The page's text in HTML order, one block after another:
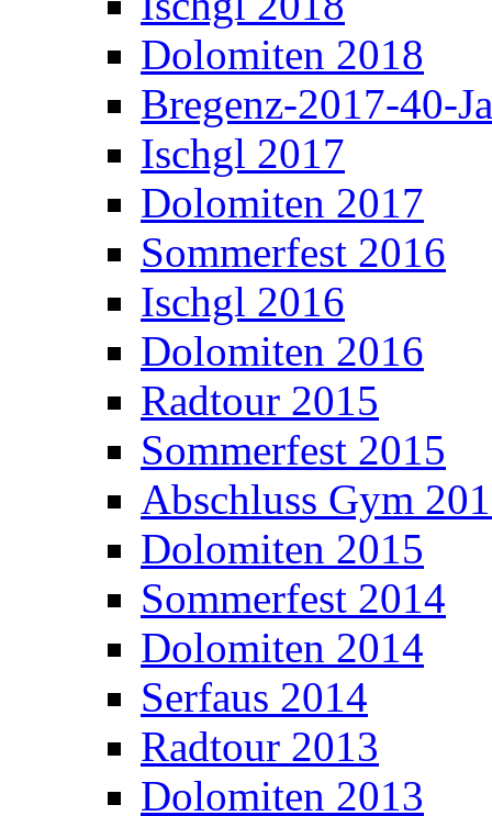
Dolomiten 2018
Bregenz-2017-40-
Ischgl 2017
Dolomiten 2017
Sommerfest 2016
Ischgl 2016
Dolomiten 2016
Radtour 2015
Sommerfest 2015
Abschluss Gym
Dolomiten 2015
Sommerfest 2014
Dolomiten 2014
Serfaus 2014
Radtour 2013
Dolomiten 2013